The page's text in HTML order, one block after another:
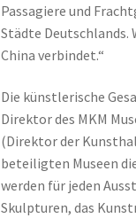
Passagiere und
Städte Deutschlands.
China verbindet.“
Die künstlerische
Direktor des MKM
(Direktor der
beteiligten Museen
werden für jeden
Skulpturen, das